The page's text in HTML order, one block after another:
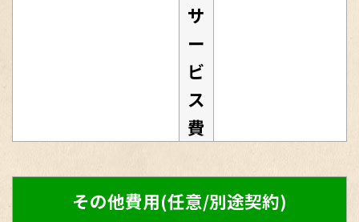
サ
ー
ビ
ス
費
その他費用(任意/別途契約)